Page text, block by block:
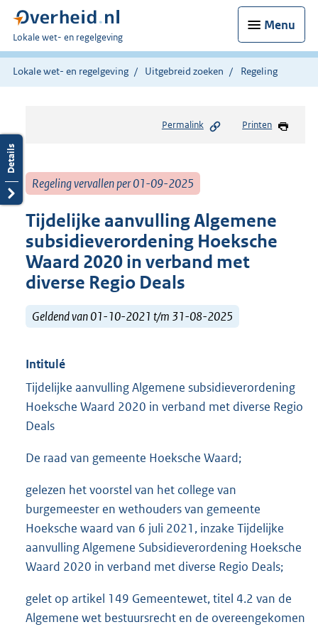
Menu
U
bent
hier:
Lokale wet- en regelgeving
Lokale wet- en regelgeving Uitgebreid zoeken Regeling
Permalink Printen
Regeling vervallen per 01-09-2025
Tijdelijke aanvulling Algemene
subsidieverordening Hoeksche
Waard 2020 in verband met
diverse Regio Deals
Geldend van 01-10-2021 t/m 31-08-2025
Intitulé
Tijdelijke aanvulling Algemene subsidieverordening
Hoeksche Waard 2020 in verband met diverse Regio
Deals
De raad van gemeente Hoeksche Waard;
gelezen het voorstel van het college van
burgemeester en wethouders van gemeente
Hoeksche waard van 6 juli 2021, inzake Tijdelijke
aanvulling Algemene Subsidieverordening Hoeksche
Waard 2020 in verband met diverse Regio Deals;
gelet op artikel 149 Gemeentewet, titel 4.2 van de
Algemene wet bestuursrecht en de overeengekomen